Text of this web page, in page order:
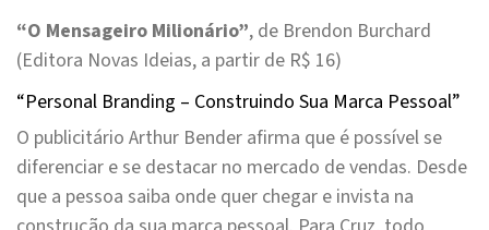
“O Mensageiro Milionário”, de Brendon Burchard
(Editora Novas Ideias, a partir de R$ 16)
“Personal Branding – Construindo Sua Marca Pessoal”
O publicitário Arthur Bender afirma que é possível se
diferenciar e se destacar no mercado de vendas. Desde
que a pessoa saiba onde quer chegar e invista na